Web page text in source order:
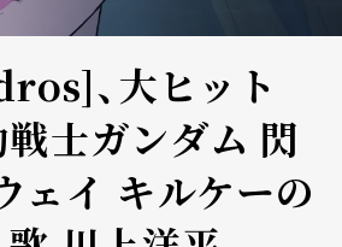
、大ヒット
戦士ガンダム 閃
ェイ キルケーの